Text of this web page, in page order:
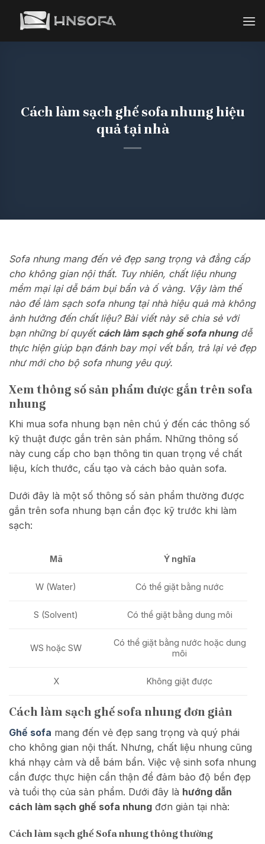
Cách làm sạch ghế sofa nhung hiệu
quả tại nhà
Sofa nhung mang đến vẻ đẹp sang trọng và đẳng cấp
cho không gian nội thất. Tuy nhiên, chất liệu nhung
mềm mại lại dễ bám bụi bẩn và ố vàng. Vậy làm thế
nào để làm sạch sofa nhung tại nhà hiệu quả mà không
ảnh hưởng đến chất liệu? Bài viết này sẽ chia sẻ với
bạn những bí quyết cách làm sạch ghế sofa nhungdễ
thực hiện giúp bạn đánh bay mọi vết bẩn, trả lại vẻ đẹp
như mới cho bộ sofa nhung yêu quý.
Xem thông số sản phẩm được gắn trên sofa
nhung
Khi mua sofa nhung bạn nên chú ý đến các thông số
kỹ thuật được gắn trên sản phẩm. Những thông số
này cung cấp cho bạn thông tin quan trọng về chất
liệu, kích thước, cấu tạo và cách bảo quản sofa.
Dưới đây là một số thông số sản phẩm thường được
gắn trên sofa nhung bạn cần đọc kỹ trước khi làm
sạch:
Mã Ý nghĩa
W (Water) Có thể giặt bằng nước
S (Solvent) Có thể giặt bằng dung môi
WS hoặc SW
Có thể giặt bằng nước hoặc dung
môi
X Không giặt được
Cách làm sạch ghế sofa nhung đơn giản
Ghế sofa mang đến vẻ đẹp sang trọng và quý phái
cho không gian nội thất. Nhưng, chất liệu nhung cũng
khá nhạy cảm và dễ bám bẩn. Việc vệ sinh sofa nhung
cần được thực hiện cẩn thận để đảm bảo độ bền đẹp
và tuổi thọ của sản phẩm. Dưới đây là hướng dẫn
cách làm sạch ghế sofa nhung đơn giản tại nhà:
Cách làm sạch ghế Sofa nhung thông thường